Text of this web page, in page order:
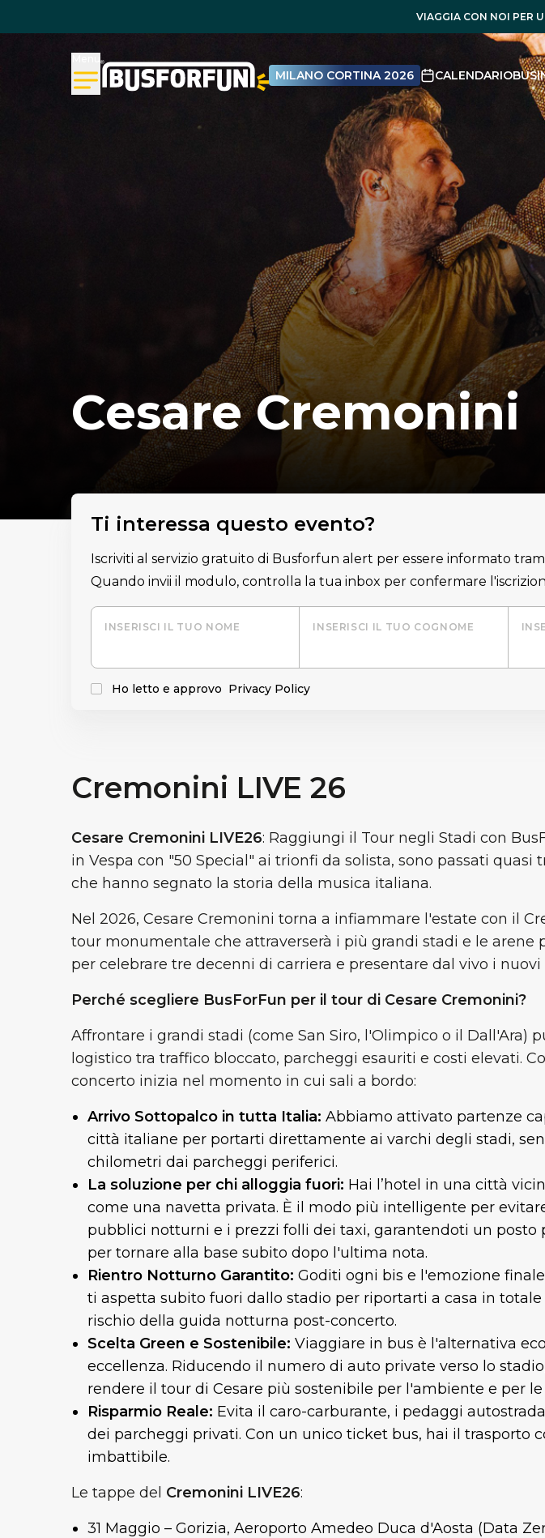
VIAGGIA CON NOI PER
MILANO CORTINA 2026 CALENDARIO
Cesare Cremonini
Ti interessa questo evento?
Iscriviti al servizio gratuito di Busforfun alert per essere informato
Quando invii il modulo, controlla la tua inbox per confermare
INSERISCI IL TUO NOME INSERISCI IL TUO COGNOME
Ho letto e approvo Privacy Policy
Cremonini LIVE 26
Cesare Cremonini LIVE26: Raggiungi il Tour negli Stadi con
in Vespa con "50 Special" ai trionfi da solista, sono passati quasi
che hanno segnato la storia della musica italiana.
Nel 2026, Cesare Cremonini torna a infiammare l'estate con il
tour monumentale che attraverserà i più grandi stadi e le arene
per celebrare tre decenni di carriera e presentare dal vivo i nuovi
Perché scegliere BusForFun per il tour di Cesare Cremonini?
Affrontare i grandi stadi (come San Siro, l'Olimpico o il Dall'Ara)
logistico tra traffico bloccato, parcheggi esauriti e costi elevati.
concerto inizia nel momento in cui sali a bordo:
Arrivo Sottopalco in tutta Italia: Abbiamo attivato partenze
città italiane per portarti direttamente ai varchi degli stadi,
chilometri dai parcheggi periferici.
La soluzione per chi alloggia fuori: Hai l’hotel in una città
come una navetta privata. È il modo più intelligente per
pubblici notturni e i prezzi folli dei taxi, garantendoti un posto
per tornare alla base subito dopo l'ultima nota.
Rientro Notturno Garantito: Goditi ogni bis e l'emozione
ti aspetta subito fuori dallo stadio per riportarti a casa in totale
rischio della guida notturna post-concerto.
Scelta Green e Sostenibile: Viaggiare in bus è l'alternativa
eccellenza. Riducendo il numero di auto private verso lo
rendere il tour di Cesare più sostenibile per l'ambiente e per
Risparmio Reale: Evita il caro-carburante, i pedaggi
dei parcheggi privati. Con un unico ticket bus, hai il trasporto
imbattibile.
Le tappe del Cremonini LIVE26:
31 Maggio – Gorizia, Aeroporto Amedeo Duca d'Aosta (Data